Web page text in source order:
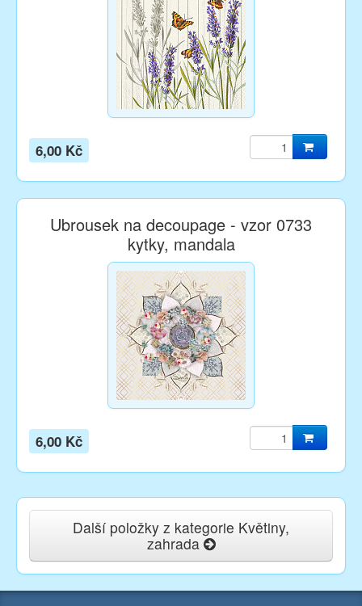
6,00 Kč
Ubrousek na decoupage - vzor 0733
kytky, mandala
6,00 Kč
Další položky z kategorie Květiny,
zahrada